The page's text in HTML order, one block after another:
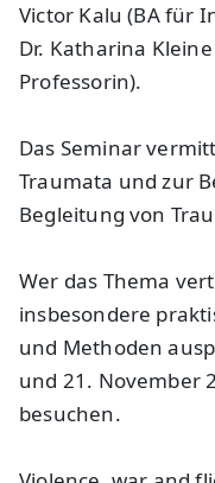
Victor Kalu (BA für
Dr. Katharina
Professorin).
Das Seminar
Traumata und zur
Begleitung von
Wer das Thema
insbesondere
und Methoden
und 21. November
besuchen.